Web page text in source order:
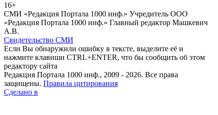
16+
СМИ «Редакция Портала 1000 инф.» Учредитель ООО
«Редакция Портала 1000 инф.» Главный редактор Машкевич
А.В.
Свидетельство СМИ
Если Вы обнаружили ошибку в тексте, выделите её и
нажмите клавиши CTRL+ENTER, что бы сообщить об этом
редактору сайта
Редакция Портала 1000 инф., 2009 - 2026. Все права
защищены. Правила цитирования
Сделано в